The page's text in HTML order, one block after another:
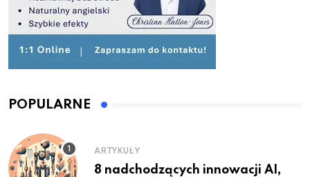
POPULARNE
ARTYKUŁY
8 nadchodzących innowacji AI,